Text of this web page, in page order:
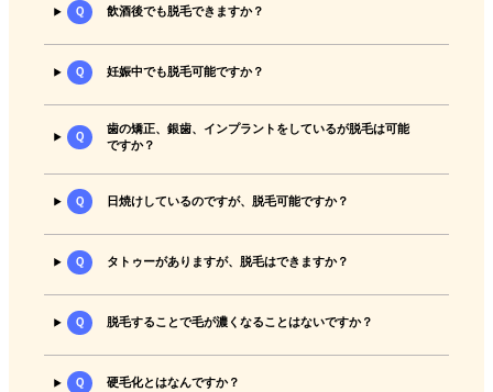
Ｑ 飲酒後でも脱毛できますか？
Ｑ 妊娠中でも脱毛可能ですか？
Ｑ
歯の矯正、銀歯、インプラントをしているが脱毛は可能
ですか？
Ｑ 日焼けしているのですが、脱毛可能ですか？
Ｑ タトゥーがありますが、脱毛はできますか？
Ｑ 脱毛することで毛が濃くなることはないですか？
Ｑ 硬毛化とはなんですか？